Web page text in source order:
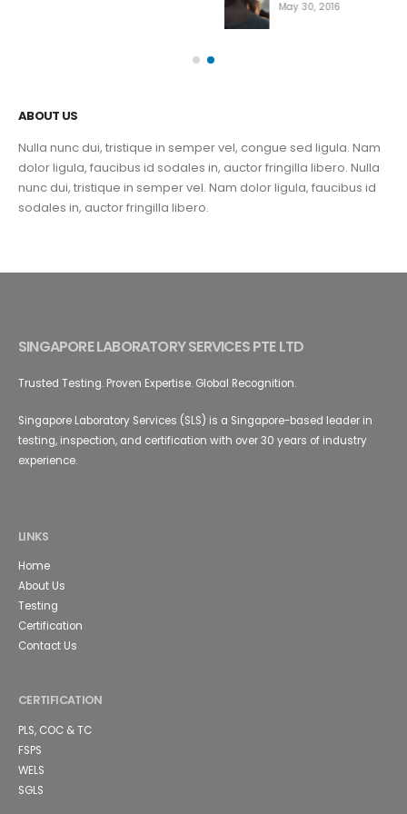
ABOUT US
Nulla nunc dui, tristique in semper vel, congue sed ligula. Nam
dolor ligula, faucibus id sodales in, auctor fringilla libero. Nulla
nunc dui, tristique in semper vel. Nam dolor ligula, faucibus id
sodales in, auctor fringilla libero.
SINGAPORE LABORATORY SERVICES PTE LTD
Trusted Testing. Proven Expertise. Global Recognition.
Singapore Laboratory Services (SLS) is a Singapore-based leader in
testing, inspection, and certification with over 30 years of industry
experience.
LINKS
Home
About Us
Testing
Certification
Contact Us
CERTIFICATION
PLS, COC & TC
FSPS
WELS
SGLS